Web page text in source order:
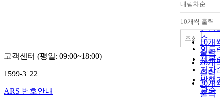
정확
순
인기
순
연도
제목
저자
발행
관순
내림차순
내림
10개씩 출력
10개
출력
20개
출력
30개
출력
조회
고객센터 (평일: 09:00~18:00)
1599-3122
ARS 번호안내